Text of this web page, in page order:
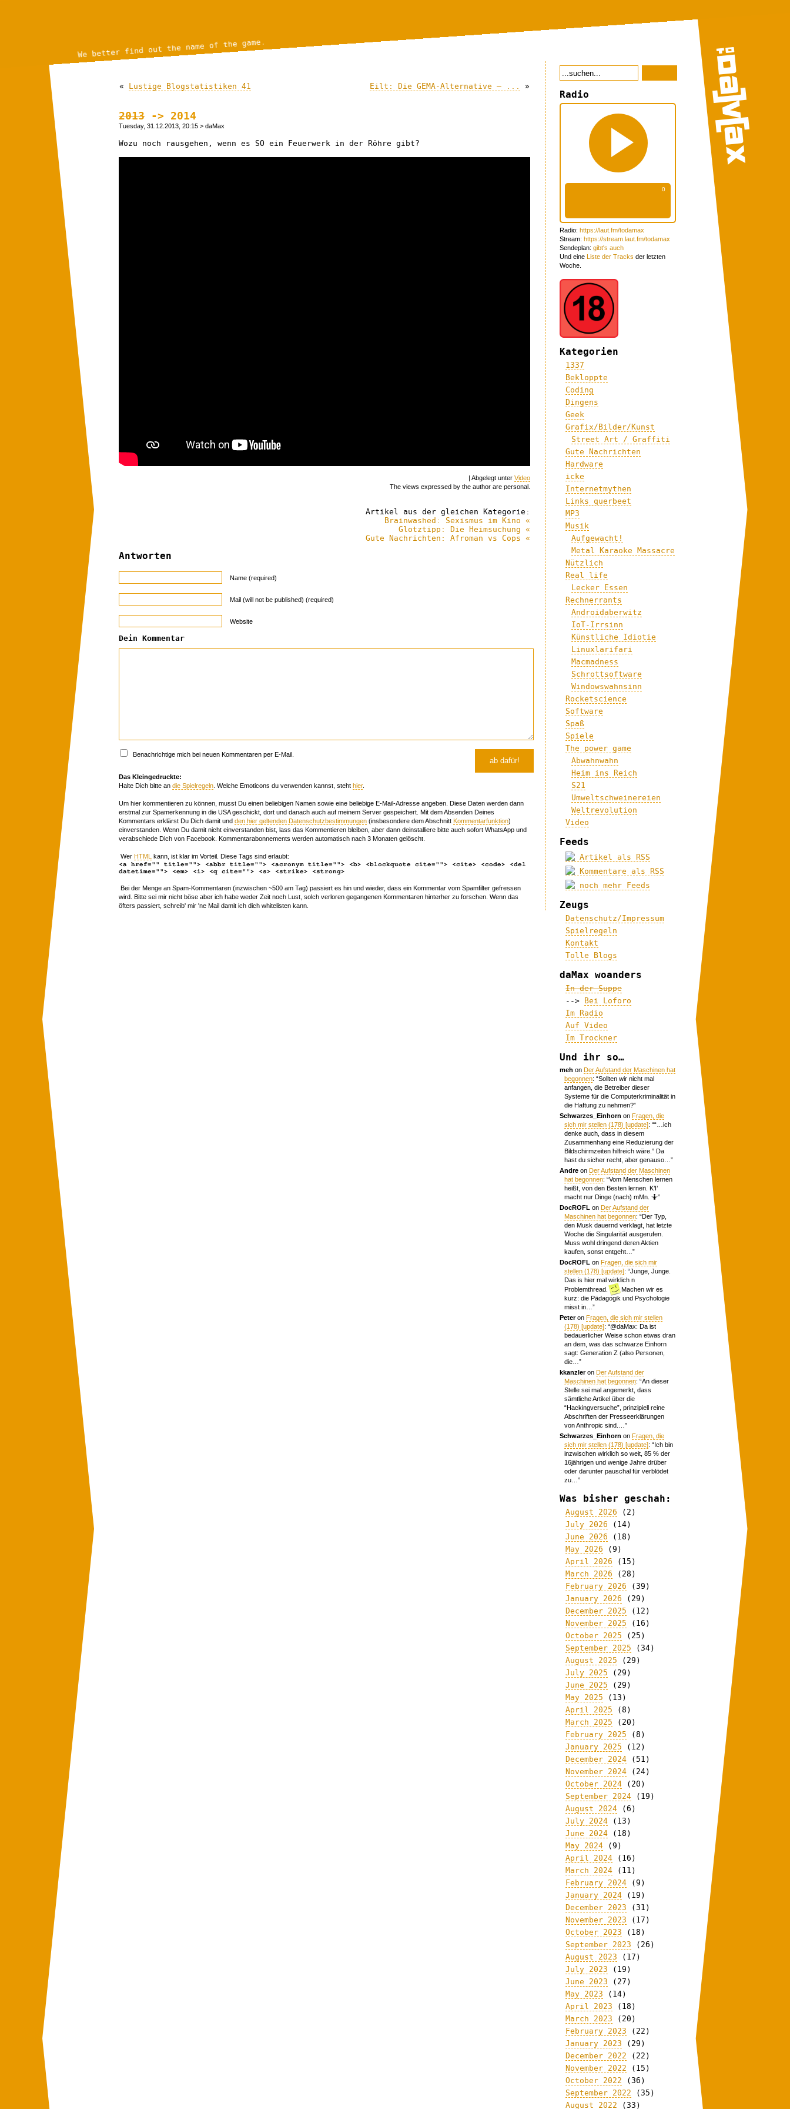
We better find out the name of the game.
« Lustige Blogstatistiken 41 Eilt: Die GEMA-Alternative – ... »
2013 -> 2014
Tuesday, 31.12.2013, 20:15 > daMax
Wozu noch rausgehen, wenn es SO ein Feuerwerk in der Röhre gibt?
| Abgelegt unter Video
The views expressed by the author are personal.
Artikel aus der gleichen Kategorie:
Brainwashed: Sexismus im Kino «
Glotztipp: Die Heimsuchung «
Gute Nachrichten: Afroman vs Cops «
Antworten
Name (required)
Mail (will not be published) (required)
Website
Dein Kommentar
Benachrichtige mich bei neuen Kommentaren per E-Mail.
Das Kleingedruckte:
Halte Dich bitte an die Spielregeln . Welche Emoticons du verwenden kannst, steht hier.
Um hier kommentieren zu können, musst Du einen beliebigen Namen sowie eine beliebige E-Mail-Adresse angeben. Diese Daten werden dann
erstmal zur Spamerkennung in die USA geschickt, dort und danach auch auf meinem Server gespeichert. Mit dem Absenden Deines
Kommentars erklärst Du Dich damit und den hier geltenden Datenschutzbestimmungen (insbesondere dem Abschnitt Kommentarfunktion)
einverstanden. Wenn Du damit nicht einverstanden bist, lass das Kommentieren bleiben, aber dann deinstalliere bitte auch sofort WhatsApp und
verabschiede Dich von Facebook. Kommentarabonnements werden automatisch nach 3 Monaten gelöscht.
Wer HTML kann, ist klar im Vorteil. Diese Tags sind erlaubt:
<a href="" title=""> <abbr title=""> <acronym title=""> <b> <blockquote cite=""> <cite> <code> <del
datetime=""> <em> <i> <q cite=""> <s> <strike> <strong>
Bei der Menge an Spam-Kommentaren (inzwischen ~500 am Tag) passiert es hin und wieder, dass ein Kommentar vom Spamfilter gefressen
wird. Bitte sei mir nicht böse aber ich habe weder Zeit noch Lust, solch verloren gegangenen Kommentaren hinterher zu forschen. Wenn das
öfters passiert, schreib' mir 'ne Mail damit ich dich whitelisten kann.
Radio
Radio: https://laut.fm/todamax
Stream: https://stream.laut.fm/todamax
Sendeplan: gibt's auch
Und eine Liste der Tracks der letzten
Woche.
Kategorien
1337
Bekloppte
Coding
Dingens
Geek
Grafix/Bilder/Kunst
Street Art / Graffiti
Gute Nachrichten
Hardware
icke
Internetmythen
Links querbeet
MP3
Musik
Aufgewacht!
Metal Karaoke Massacre
Nützlich
Real life
Lecker Essen
Rechnerrants
Androidaberwitz
IoT-Irrsinn
Künstliche Idiotie
Linuxlarifari
Macmadness
Schrottsoftware
Windowswahnsinn
Rocketscience
Software
Spaß
Spiele
The power game
Abwahnwahn
Heim ins Reich
S21
Umweltschweinereien
Weltrevolution
Video
Feeds
Artikel als RSS
Kommentare als RSS
noch mehr Feeds
Zeugs
Datenschutz/Impressum
Spielregeln
Kontakt
Tolle Blogs
daMax woanders
In der Suppe
-->
Bei Loforo
Im Radio
Auf Video
Im Trockner
Und ihr so…
meh onDer Aufstand der Maschinen hat
begonnen: “Sollten wir nicht mal
anfangen, die Betreiber dieser
Systeme für die Computerkriminalität in
die Haftung zu nehmen?”
Schwarzes_Einhorn onFragen, die
sich mir stellen (178) [update]: ““…ich
denke auch, dass in diesem
Zusammenhang eine Reduzierung der
Bildschirmzeiten hilfreich wäre.” Da
hast du sicher recht, aber genauso… ”
Andre onDer Aufstand der Maschinen
hat begonnen: “Vom Menschen lernen
heißt, von den Besten lernen. K’I’
macht nur Dinge (nach) mMn. 🤷”
DocROFL onDer Aufstand der
Maschinen hat begonnen: “Der Typ,
den Musk dauernd verklagt, hat letzte
Woche die Singularität ausgerufen.
Muss wohl dringend deren Aktien
kaufen, sonst entgeht… ”
DocROFL onFragen, die sich mir
stellen (178) [update]: “Junge, Junge.
Das is hier mal wirklich n
Problemthread.
Machen wir es
kurz: die Pädagogik und Psychologie
misst in… ”
PeteronFragen, die sich mir stellen
(178) [update]: “@daMax: Da ist
bedauerlicher Weise schon etwas dran
an dem, was das schwarze Einhorn
sagt: Generation Z (also Personen,
die… ”
kkanzleronDer Aufstand der
Maschinen hat begonnen: “An dieser
Stelle sei mal angemerkt, dass
sämtliche Artikel über die
“Hackingversuche”, prinzipiell reine
Abschriften der Presseerklärungen
von Anthropic sind.… ”
Schwarzes_Einhorn onFragen, die
sich mir stellen (178) [update]: “Ich bin
inzwischen wirklich so weit, 85 % der
16jährigen und wenige Jahre drüber
oder darunter pauschal für verblödet
zu… ”
Was bisher geschah:
August 2026 (2)
July 2026 (14)
June 2026 (18)
May 2026 (9)
April 2026 (15)
March 2026 (28)
February 2026 (39)
January 2026 (29)
December 2025 (12)
November 2025 (16)
October 2025 (25)
September 2025 (34)
August 2025 (29)
July 2025 (29)
June 2025 (29)
May 2025 (13)
April 2025 (8)
March 2025 (20)
February 2025 (8)
January 2025 (12)
December 2024 (51)
November 2024 (24)
October 2024 (20)
September 2024 (19)
August 2024 (6)
July 2024 (13)
June 2024 (18)
May 2024 (9)
April 2024 (16)
March 2024 (11)
February 2024 (9)
January 2024 (19)
December 2023 (31)
November 2023 (17)
October 2023 (18)
September 2023 (26)
August 2023 (17)
July 2023 (19)
June 2023 (27)
May 2023 (14)
April 2023 (18)
March 2023 (20)
February 2023 (22)
January 2023 (29)
December 2022 (22)
November 2022 (15)
October 2022 (36)
September 2022 (35)
August 2022 (33)